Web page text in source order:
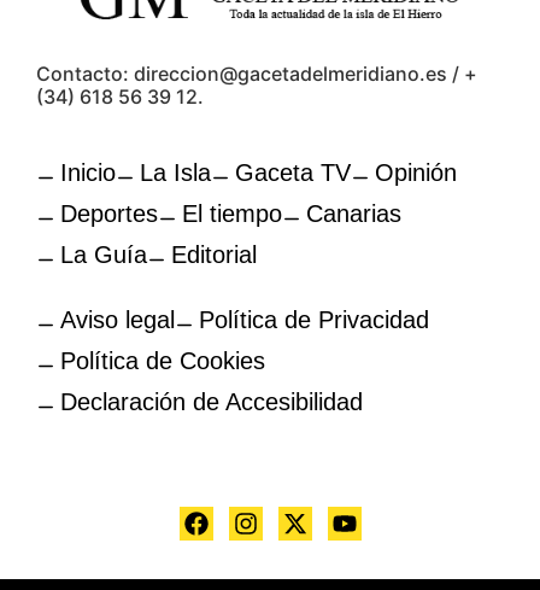
Contacto: direccion@gacetadelmeridiano.es / +
(34) 618 56 39 12.
Inicio La Isla Gaceta TV
Opinión
Deportes
El tiempo
Canarias
La Guía
Editorial
Aviso legal
Política de Privacidad
Política de Cookies
Declaración de Accesibilidad